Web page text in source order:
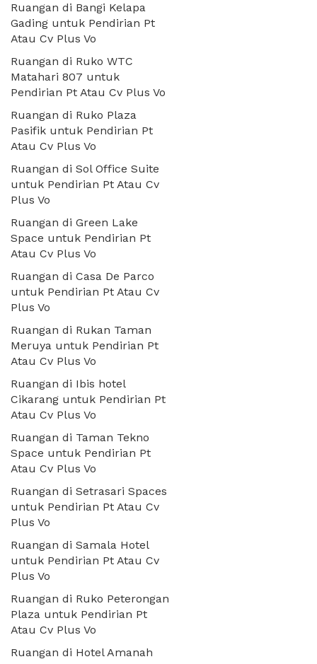
Ruangan di Bangi Kelapa
Gading untuk Pendirian Pt
Atau Cv Plus Vo
Ruangan di Ruko WTC
Matahari 807 untuk
Pendirian Pt Atau Cv Plus Vo
Ruangan di Ruko Plaza
Pasifik untuk Pendirian Pt
Atau Cv Plus Vo
Ruangan di Sol Office Suite
untuk Pendirian Pt Atau Cv
Plus Vo
Ruangan di Green Lake
Space untuk Pendirian Pt
Atau Cv Plus Vo
Ruangan di Casa De Parco
untuk Pendirian Pt Atau Cv
Plus Vo
Ruangan di Rukan Taman
Meruya untuk Pendirian Pt
Atau Cv Plus Vo
Ruangan di Ibis hotel
Cikarang untuk Pendirian Pt
Atau Cv Plus Vo
Ruangan di Taman Tekno
Space untuk Pendirian Pt
Atau Cv Plus Vo
Ruangan di Setrasari Spaces
untuk Pendirian Pt Atau Cv
Plus Vo
Ruangan di Samala Hotel
untuk Pendirian Pt Atau Cv
Plus Vo
Ruangan di Ruko Peterongan
Plaza untuk Pendirian Pt
Atau Cv Plus Vo
Ruangan di Hotel Amanah